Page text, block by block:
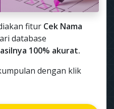
fitur Cek Nama
database
100% akurat.
dengan klik